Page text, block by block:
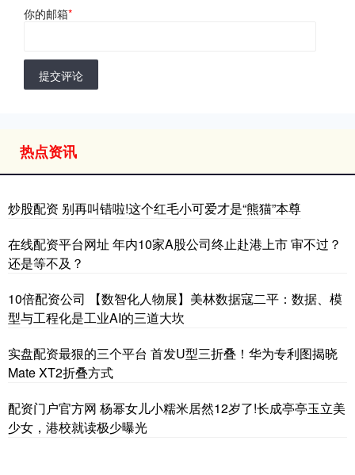
你的邮箱*
提交评论
热点资讯
炒股配资 别再叫错啦!这个红毛小可爱才是“熊猫”本尊
在线配资平台网址 年内10家A股公司终止赴港上市 审不过？
还是等不及？
10倍配资公司 【数智化人物展】美林数据寇二平：数据、模
型与工程化是工业AI的三道大坎
实盘配资最狠的三个平台 首发U型三折叠！华为专利图揭晓
Mate XT2折叠方式
配资门户官方网 杨幂女儿小糯米居然12岁了!长成亭亭玉立美
少女，港校就读极少曝光